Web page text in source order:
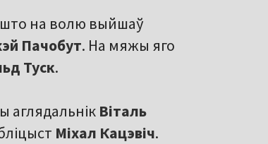
што на волю выйшаў
Пачобут. На мяжы яго
Туск.
аглядальнік Віталь
Міхал Кацэвіч.